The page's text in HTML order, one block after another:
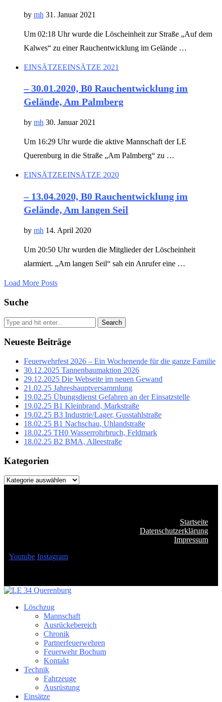
by mh 31. Januar 2021
Um 02:18 Uhr wurde die Löscheinheit zur Straße „Auf dem
Kalwes“ zu einer Rauchentwicklung im Gelände …
EINSÄTZEEINSÄTZE 2021
– 30.01.2020, B0 Rauchentwicklung im
Gelände, Am Palmberg
by mh 30. Januar 2021
Um 16:29 Uhr wurde die aktive Mannschaft der LE
Querenburg in die Straße „Am Palmberg“ zu …
EINSÄTZEEINSÄTZE 2020
– 13.04.2020, B0 Rauchentwicklung im
Gelände, Am langen Seil
by mh 14. April 2020
Um 20:50 Uhr wurden die Mitglieder der Löscheinheit
alarmiert. „Am langen Seil“ sah ein Anrufer eine …
Load More Posts
Suche
Search
Neueste Beiträge
Feuerwehrfest 2026 – Ein Wochenende für die ganze Familie
30.12.2025 Tannenbaumaktion 2026
29.12.2025 Die Webseite im neuen Gewand
21.02.25 Jahreshauptversammlung
19.02.25 Übungsdienst Gefahren an der Einsatzstelle
19.02.25 B1 Kleinbrand, Markstraße
19.02.25 B3 Industrie/Lager, Gusstahlstraße
18.02.25 B1 Nachschau, Uhlandstraße
18.02.25 TH0 Wasserrohrbruch, Feldmark
18.02.25 B2 BMA, Alleestraße
Kategorien
Kategorien
Startseite
Datenschutzerklärung
Impressum
Youtube Instagram
Löschzug
Mannschaft
Ausrückebereich
Chronik
Partnerfeuerwehren
Feuerwehr Bochum
Kontakt
Technik
Fahrzeuge
Ausrüstung
Einsätze